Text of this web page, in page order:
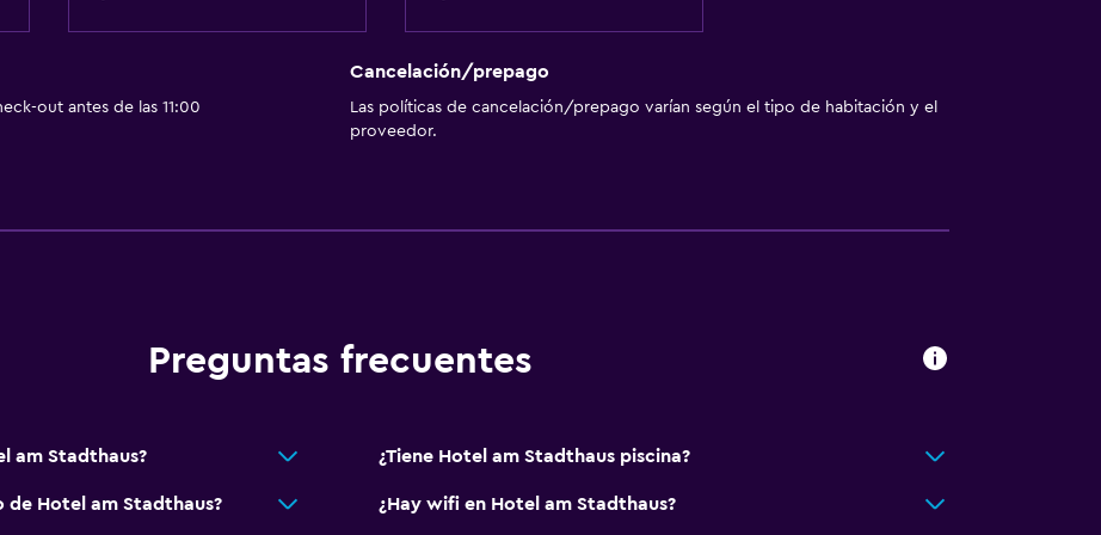
Check-out exprés
Botella de agua
Cámaras CCTV en zonas comunes
Caja fuerte
Habitación
out antes de las 11:00
Cancelación/prepago
Las políticas de cancelación/prepago varían según el tipo de habitación y el
proveedor.
Preguntas frecuentes
am Stadthaus? ¿Tiene Hotel am Stadthaus piscina?
de Hotel am Stadthaus? ¿Hay wifi en Hotel am Stadthaus?